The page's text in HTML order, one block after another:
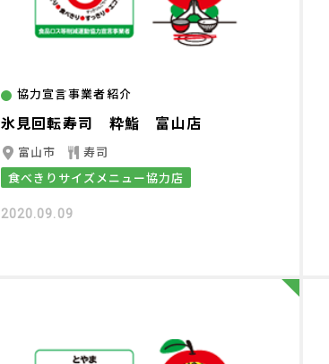
協力宣言事業者紹介
氷見回転寿司 粋鮨 富山店
富山市
寿司
食べきりサイズメニュー協力店
2020.09.09